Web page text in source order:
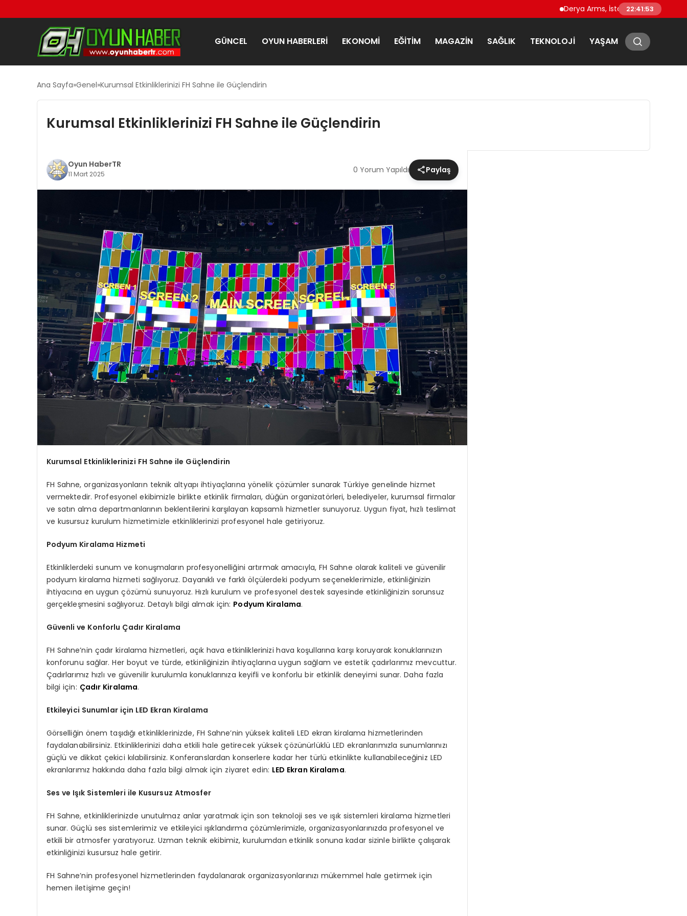
Derya Arms, İstanbul Prohunt 2026’da
22:41:54
GÜNCEL OYUN HABERLERI EKONOMI EĞITIM MAGAZIN SAĞLIK TEKNOLOJI YAŞAM
Ana Sayfa Genel Kurumsal Etkinliklerinizi FH Sahne ile Güçlendirin
Kurumsal Etkinliklerinizi FH Sahne ile Güçlendirin
Oyun HaberTR
11 Mart 2025 0 Yorum Yapıldı Paylaş
Kurumsal Etkinliklerinizi FH Sahne ile Güçlendirin
FH Sahne, organizasyonların teknik altyapı ihtiyaçlarına yönelik çözümler sunarak Türkiye genelinde hizmet
vermektedir. Profesyonel ekibimizle birlikte etkinlik firmaları, düğün organizatörleri, belediyeler, kurumsal firmalar
ve satın alma departmanlarının beklentilerini karşılayan kapsamlı hizmetler sunuyoruz. Uygun fiyat, hızlı teslimat
ve kusursuz kurulum hizmetimizle etkinliklerinizi profesyonel hale getiriyoruz.
Podyum Kiralama Hizmeti
Etkinliklerdeki sunum ve konuşmaların profesyonelliğini artırmak amacıyla, FH Sahne olarak kaliteli ve güvenilir
podyum kiralama hizmeti sağlıyoruz. Dayanıklı ve farklı ölçülerdeki podyum seçeneklerimizle, etkinliğinizin
ihtiyacına en uygun çözümü sunuyoruz. Hızlı kurulum ve profesyonel destek sayesinde etkinliğinizin sorunsuz
gerçekleşmesini sağlıyoruz. Detaylı bilgi almak için: Podyum Kiralama.
Güvenli ve Konforlu Çadır Kiralama
FH Sahne’nin çadır kiralama hizmetleri, açık hava etkinliklerinizi hava koşullarına karşı koruyarak konuklarınızın
konforunu sağlar. Her boyut ve türde, etkinliğinizin ihtiyaçlarına uygun sağlam ve estetik çadırlarımız mevcuttur.
Çadırlarımız hızlı ve güvenilir kurulumla konuklarınıza keyifli ve konforlu bir etkinlik deneyimi sunar. Daha fazla
bilgi için: Çadır Kiralama.
Etkileyici Sunumlar için LED Ekran Kiralama
Görselliğin önem taşıdığı etkinliklerinizde, FH Sahne’nin yüksek kaliteli LED ekran kiralama hizmetlerinden
faydalanabilirsiniz. Etkinliklerinizi daha etkili hale getirecek yüksek çözünürlüklü LED ekranlarımızla sunumlarınızı
güçlü ve dikkat çekici kılabilirsiniz. Konferanslardan konserlere kadar her türlü etkinlikte kullanabileceğiniz LED
ekranlarımız hakkında daha fazla bilgi almak için ziyaret edin: LED Ekran Kiralama.
Ses ve Işık Sistemleri ile Kusursuz Atmosfer
FH Sahne, etkinliklerinizde unutulmaz anlar yaratmak için son teknoloji ses ve ışık sistemleri kiralama hizmetleri
sunar. Güçlü ses sistemlerimiz ve etkileyici ışıklandırma çözümlerimizle, organizasyonlarınızda profesyonel ve
etkili bir atmosfer yaratıyoruz. Uzman teknik ekibimiz, kurulumdan etkinlik sonuna kadar sizinle birlikte çalışarak
etkinliğinizi kusursuz hale getirir.
FH Sahne’nin profesyonel hizmetlerinden faydalanarak organizasyonlarınızı mükemmel hale getirmek için
hemen iletişime geçin!